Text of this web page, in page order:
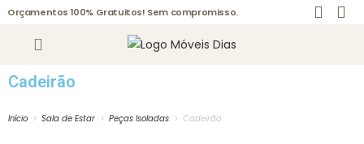
Orçamentos 100% Gratuitos! Sem compromisso.
Cadeirão
Início > Sala de Estar > Peças Isoladas > Cadeirão